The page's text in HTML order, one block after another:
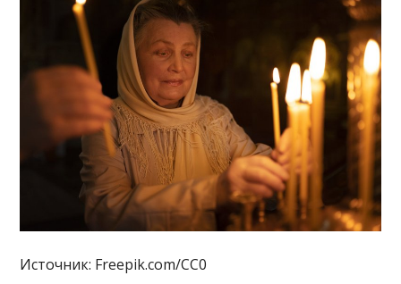
Источник: Freepik.com/CC0